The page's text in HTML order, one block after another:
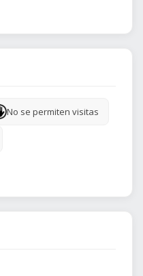
No se permiten visitas